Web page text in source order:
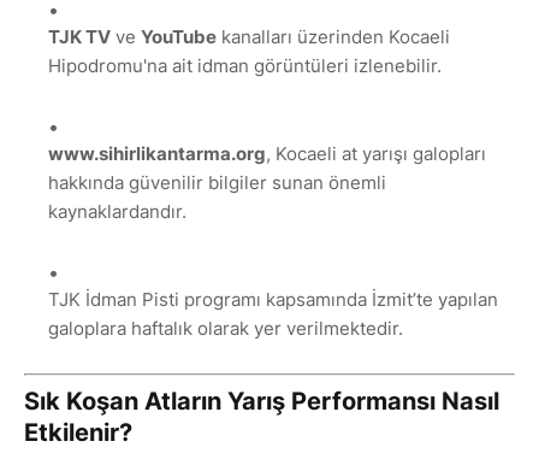
TJK TV ve YouTube kanalları üzerinden Kocaeli
Hipodromu'na ait idman görüntüleri izlenebilir.
www.sihirlikantarma.org, Kocaeli at yarışı galopları
hakkında güvenilir bilgiler sunan önemli
kaynaklardandır.
TJK İdman Pisti programı kapsamında İzmit’te yapılan
galoplara haftalık olarak yer verilmektedir.
Sık Koşan Atların Yarış Performansı Nasıl
Etkilenir?